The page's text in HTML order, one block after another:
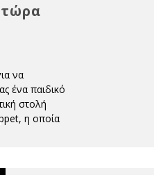
τώρα
να
ένα παιδικό
στολή
η οποία